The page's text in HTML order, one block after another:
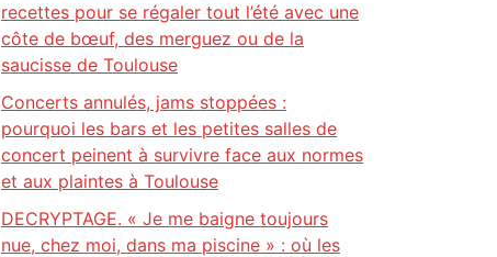
recettes pour se régaler tout l’été avec une
côte de bœuf, des merguez ou de la
saucisse de Toulouse
Concerts annulés, jams stoppées :
pourquoi les bars et les petites salles de
concert peinent à survivre face aux normes
et aux plaintes à Toulouse
DECRYPTAGE. « Je me baigne toujours
nue, chez moi, dans ma piscine » : où les